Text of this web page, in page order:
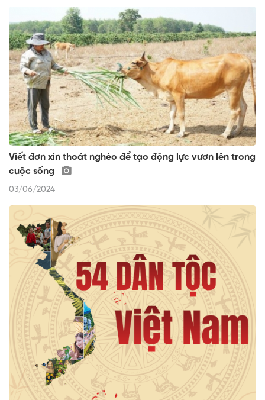
Viết đơn xin thoát nghèo để tạo động lực vươn lên trong
cuộc sống
03/06/2024